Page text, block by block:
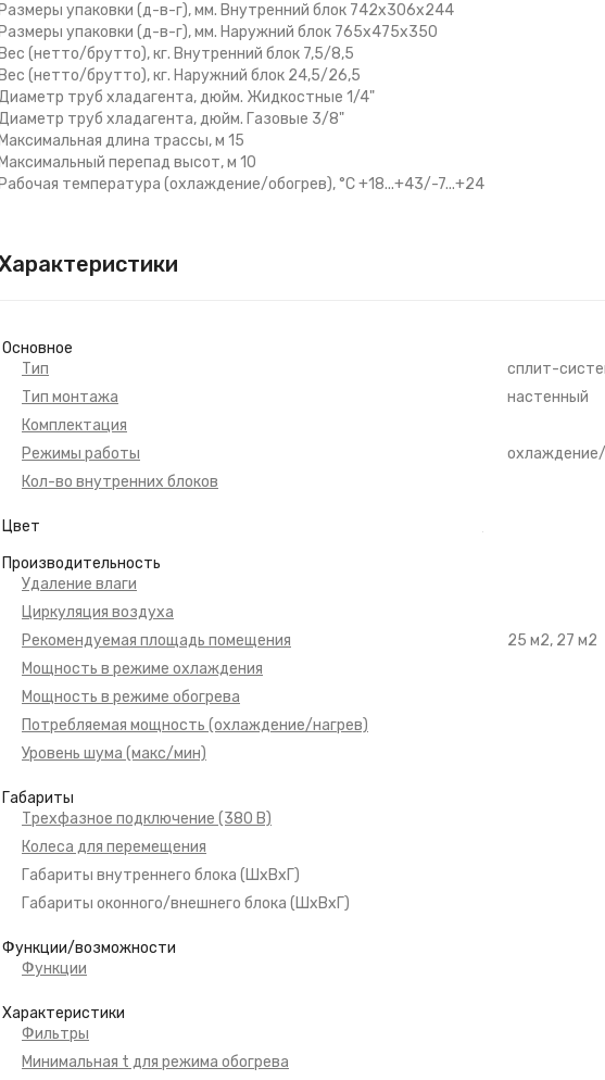
Размеры упаковки (д-в-г), мм. Внутренний блок 742x306x244
Размеры упаковки (д-в-г), мм. Наружний блок 765x475x350
Вес (нетто/брутто), кг. Внутренний блок 7,5/8,5
Вес (нетто/брутто), кг. Наружний блок 24,5/26,5
труб хладагента, дюйм. Жидкостные 1/4"
труб хладагента, дюйм. Газовые 3/8"
Максимальная длина трассы, м 15
Максимальный перепад высот, м 10
Рабочая температура (охлаждение/обогрев), °С +18...+43/-7...+24
Основное
Тип
сплит-
Тип монтажа
настенный
Комплектация
Режимы работы
Кол-во внутренних блоков
Цвет
Производительность
Удаление влаги
Циркуляция воздуха
Рекомендуемая площадь помещения
25 м2, 27 м2
Мощность в режиме охлаждения
Мощность в режиме обогрева
Потребляемая мощность (охлаждение/нагрев)
Уровень шума (макс/мин)
Габариты
Трехфазное подключение (380 В)
Колеса для перемещения
Габариты внутреннего блока (ШхВхГ)
Габариты оконного/внешнего блока (ШхВхГ)
Функции/возможности
Функции
Характеристики
Фильтры
Минимальная t для режима обогрева